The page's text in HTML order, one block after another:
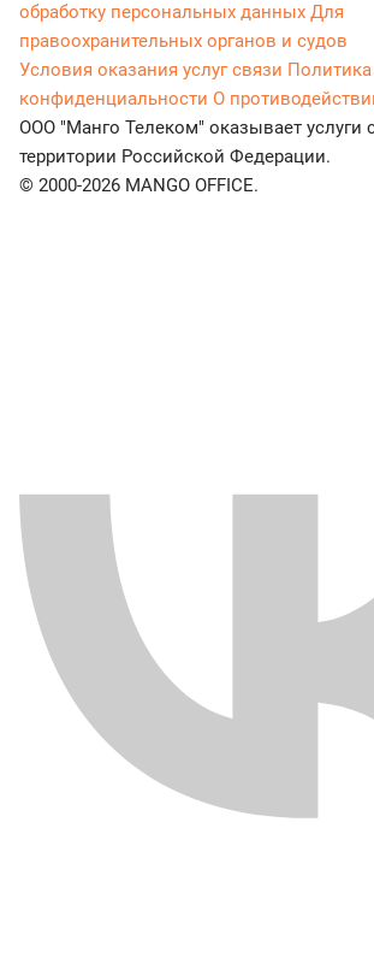
обработку персональных данных Для
правоохранительных органов и судов
Условия оказания услуг связи Политика
конфиденциальности О
ООО "Манго Телеком" оказывает услуги
территории Российской Федерации.
© 2000-2026 MANGO OFFICE.